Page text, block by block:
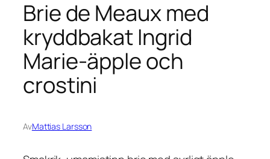
Brie de Meaux med
kryddbakat Ingrid
Marie-äpple och
crostini
AvMattias Larsson